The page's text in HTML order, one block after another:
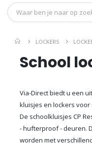
LOCKERS
School
Via-Direct biedt u een
kluisjes en lockers
De schoolkluisjes CP
- hufterproof - deuren.
worden met